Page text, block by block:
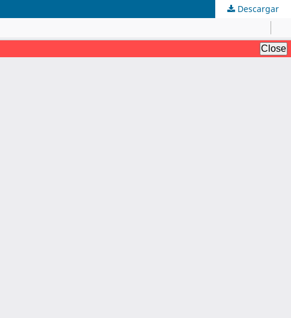
Descargar